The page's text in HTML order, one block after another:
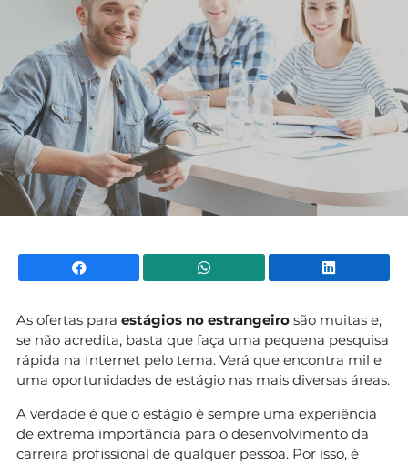
Facebook WhatsApp
As ofertas para estágios no estrangeiro são muitas e,
se não acredita, basta que faça uma pequena pesquisa
rápida na Internet pelo tema. Verá que encontra mil e
uma oportunidades de estágio nas mais diversas áreas.
A verdade é que o estágio é sempre uma experiência
de extrema importância para o desenvolvimento da
carreira profissional de qualquer pessoa. Por isso, é